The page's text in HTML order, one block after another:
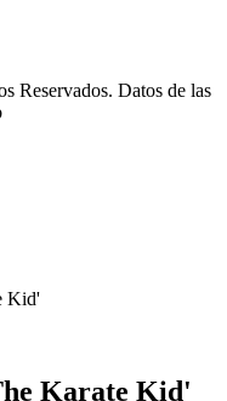
Reservados. Datos de las
Kid'
Karate Kid'